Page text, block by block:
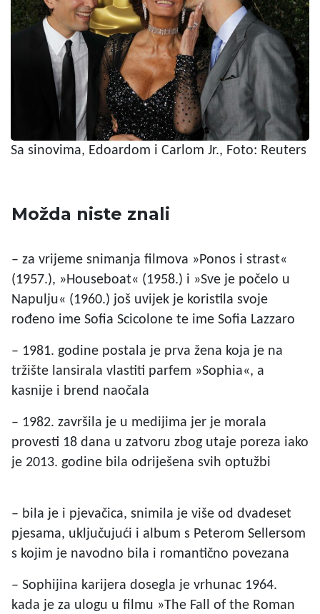
Sa sinovima, Edoardom i Carlom Jr., Foto: Reuters
Možda niste znali
– za vrijeme snimanja filmova »Ponos i strast«
(1957.), »Houseboat« (1958.) i »Sve je počelo u
Napulju« (1960.) još uvijek je koristila svoje
rođeno ime Sofia Scicolone te ime Sofia Lazzaro
– 1981. godine postala je prva žena koja je na
tržište lansirala vlastiti parfem »Sophia«, a
kasnije i brend naočala
– 1982. završila je u medijima jer je morala
provesti 18 dana u zatvoru zbog utaje poreza iako
je 2013. godine bila odriješena svih optužbi
– bila je i pjevačica, snimila je više od dvadeset
pjesama, uključujući i album s Peterom Sellersom
s kojim je navodno bila i romantično povezana
– Sophijina karijera dosegla je vrhunac 1964.
kada je za ulogu u filmu »The Fall of the Roman